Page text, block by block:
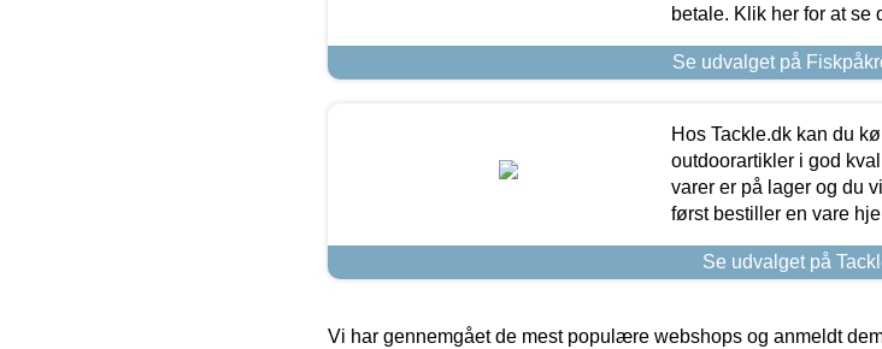
betale. Klik her for at se
Se udvalget på
Hos Tackle.dk kan du
outdoorartikler i god
varer er på lager og du
først bestiller en vare
Se udvalget på
Vi har gennemgået de mest populære webshops og anmeldt